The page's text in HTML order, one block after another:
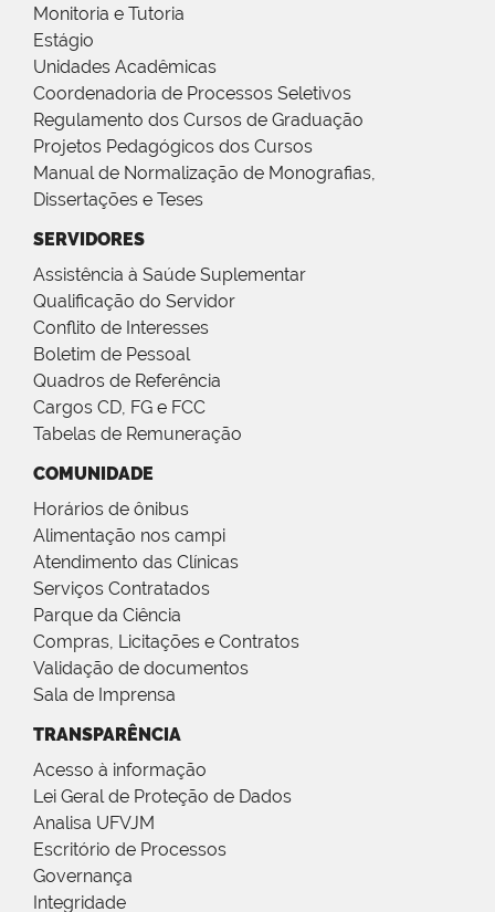
Monitoria e Tutoria
Estágio
Unidades Acadêmicas
Coordenadoria de Processos Seletivos
Regulamento dos Cursos de Graduação
Projetos Pedagógicos dos Cursos
Manual de Normalização de Monografias,
Dissertações e Teses
SERVIDORES
Assistência à Saúde Suplementar
Qualificação do Servidor
Conflito de Interesses
Boletim de Pessoal
Quadros de Referência
Cargos CD, FG e FCC
Tabelas de Remuneração
COMUNIDADE
Horários de ônibus
Alimentação nos campi
Atendimento das Clínicas
Serviços Contratados
Parque da Ciência
Compras, Licitações e Contratos
Validação de documentos
Sala de Imprensa
TRANSPARÊNCIA
Acesso à informação
Lei Geral de Proteção de Dados
Analisa UFVJM
Escritório de Processos
Governança
Integridade